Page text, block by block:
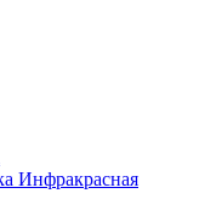
Инфракрасная